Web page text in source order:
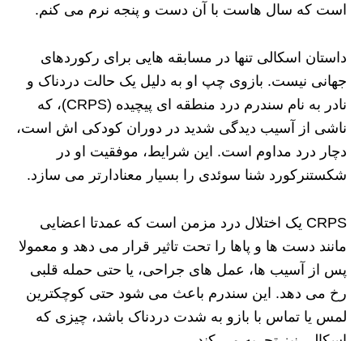
است که سال‌ هاست با آن دست و پنجه نرم می‌ کنم.
داستان اسکالی تنها در مسابقه‌ هایی برای رکوردهای
جهانی نیست. بازوی چپ او به دلیل یک حالت دردناک و
نادر به نام سندرم درد منطقه‌ ای پیچیده (CRPS)، که
ناشی از آسیب دیدگی شدید در دوران کودکی‌ اش است،
دچار درد مداوم است. این شرایط، موفقیت او در
شکستنرکورد شنا سوئدی را بسیار معنادارتر می‌ سازد.
CRPS یک اختلال درد مزمن است که عمدتا اعضایی
مانند دست‌ ها و پاها را تحت تاثیر قرار می‌ دهد و معمولا
پس از آسیب‌ ها، عمل‌ های جراحی، یا حتی حمله قلبی
رخ می‌ دهد. این سندرم باعث می‌ شود حتی کوچکترین
لمس یا تماس با بازو به شدت دردناک باشد، چیزی که